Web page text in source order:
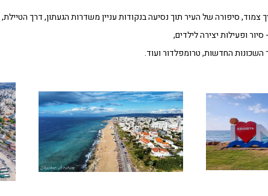
צמוד, סיפורה של העיר תוך נסיעה בנקודות עניין משדרות הגעתון, דרך הטיילת,
סיור ופעילות יצירה לילדים,
השכונות החדשות, טרומפלדור ועוד.